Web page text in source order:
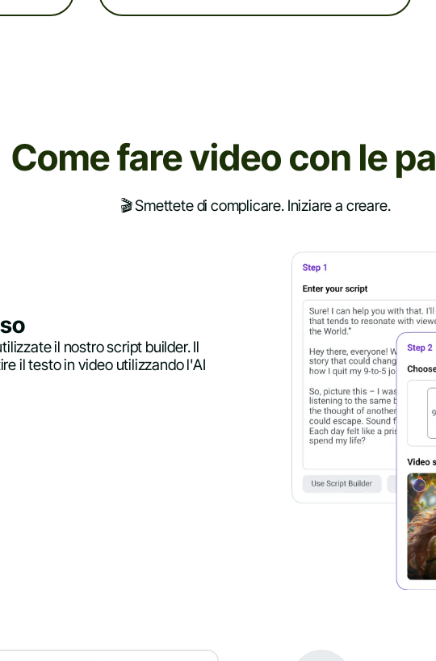
Come farevideo con le
🎬 Smettete di complicare. Iniziare a creare.
il nostro script builder. Il
il testo in video utilizzando l'AI